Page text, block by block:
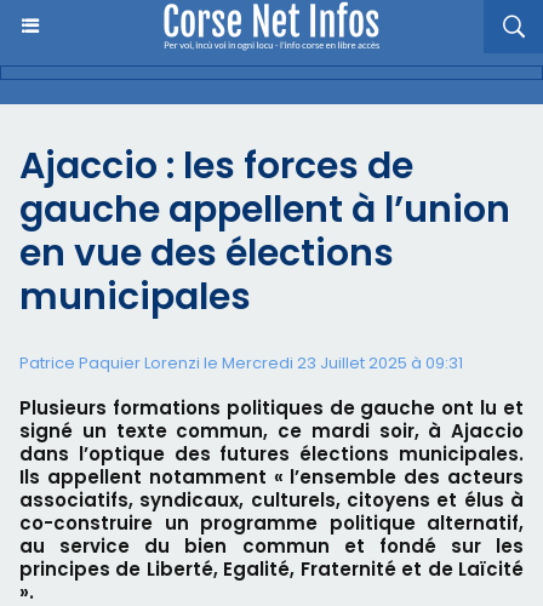
​Ajaccio : les forces de
gauche appellent à l’union
en vue des élections
municipales
Patrice Paquier Lorenzi le Mercredi 23 Juillet 2025 à 09:31
Plusieurs formations politiques de gauche ont lu et
signé un texte commun, ce mardi soir, à Ajaccio
dans l’optique des futures élections municipales.
Ils appellent notamment « l’ensemble des acteurs
associatifs, syndicaux, culturels, citoyens et élus à
co-construire un programme politique alternatif,
au service du bien commun et fondé sur les
principes de Liberté, Egalité, Fraternité et de Laïcité
».